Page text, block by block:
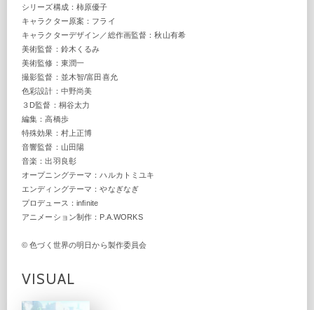
シリーズ構成：柿原優子
キャラクター原案：フライ
キャラクターデザイン／総作画監督：秋山有希
美術監督：鈴木くるみ
美術監修：東潤一
撮影監督：並木智/富田喜允
色彩設計：中野尚美
３D監督：桐谷太力
編集：高橋歩
特殊効果：村上正博
音響監督：山田陽
音楽：出羽良彰
オープニングテーマ：ハルカトミユキ
エンディングテーマ：やなぎなぎ
プロデュース：infinite
アニメーション制作：P.A.WORKS
© 色づく世界の明日から製作委員会
VISUAL